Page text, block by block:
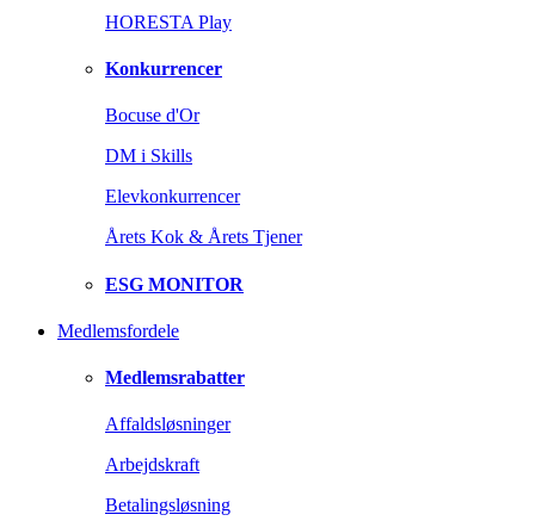
HORESTA Play
Konkurrencer
Bocuse d'Or
DM i Skills
Elevkonkurrencer
Årets Kok & Årets Tjener
ESG MONITOR
Medlemsfordele
Medlemsrabatter
Affaldsløsninger
Arbejdskraft
Betalingsløsning